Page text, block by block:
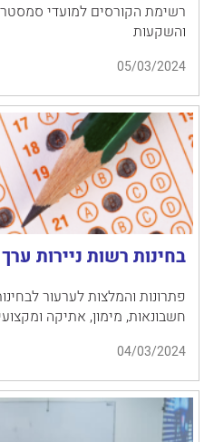
והשקעות
05/03/2024
בחינות רשות ניירות ערך
פתרונות והמלצות לערעור
חשבונאות, מימון, אתיקה
04/03/2024